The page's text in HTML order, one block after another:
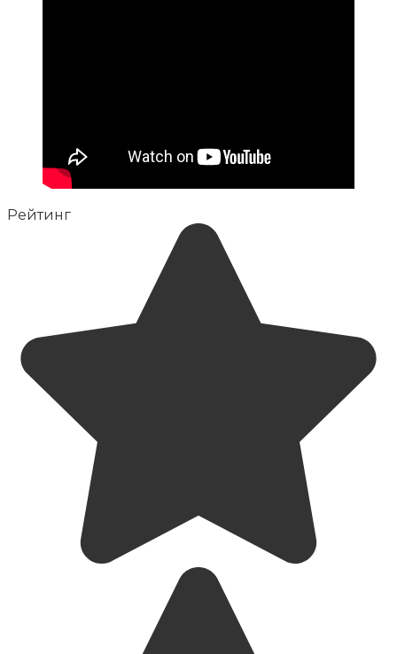
Рейтинг